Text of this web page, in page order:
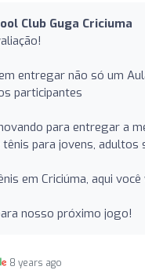
Club Guga Criciuma
entregar não só um
participantes
para entregar a
tênis para jovens,
em Criciúma, aqui
nosso próximo jogo!
8 years ago